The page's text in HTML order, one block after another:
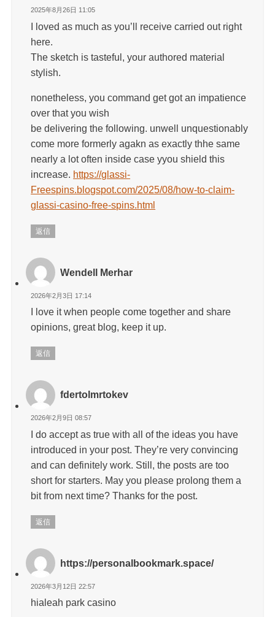
2025年8月26日 11:05
I loved as much as you’ll receive carried out right
here.
The sketch is tasteful, your authored material
stylish.
nonetheless, you command get got an impatience
over that you wish
be delivering the following. unwell unquestionably
come more formerly agakn as exactly thhe same
nearly a lot often inside case yyou shield this
increase. https://glassi-
Freespins.blogspot.com/2025/08/how-to-claim-
glassi-casino-free-spins.html
返信
Wendell Merhar
2026年2月3日 17:14
I love it when people come together and share
opinions, great blog, keep it up.
返信
fdertolmrtokev
2026年2月9日 08:57
I do accept as true with all of the ideas you have
introduced in your post. They’re very convincing
and can definitely work. Still, the posts are too
short for starters. May you please prolong them a
bit from next time? Thanks for the post.
返信
https://personalbookmark.space/
2026年3月12日 22:57
hialeah park casino